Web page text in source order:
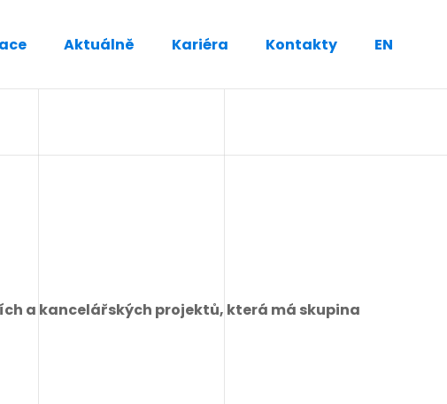
Aktuálně Kariéra Kontakty EN
a kancelářských projektů, která má skupina